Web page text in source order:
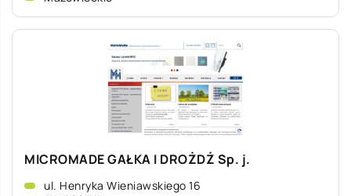
MICROMADE GAŁKA I DROŻDŻ Sp. j.
ul. Henryka Wieniawskiego 16